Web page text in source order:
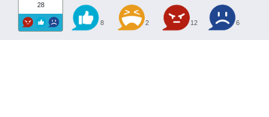
28
8 2 12 6